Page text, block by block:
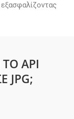
API
JPG;